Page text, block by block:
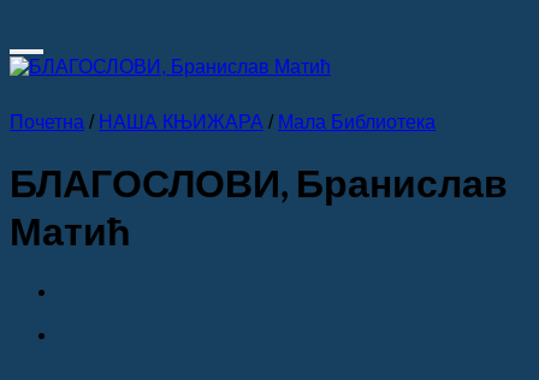
Почетна / НАША КЊИЖАРА / Мала Библиотека
БЛАГОСЛОВИ, Бранислав
Матић